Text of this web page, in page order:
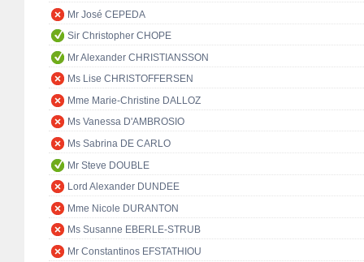
Mr José CEPEDA
Sir Christopher CHOPE
Mr Alexander CHRISTIANSSON
Ms Lise CHRISTOFFERSEN
Mme Marie-Christine DALLOZ
Ms Vanessa D'AMBROSIO
Ms Sabrina DE CARLO
Mr Steve DOUBLE
Lord Alexander DUNDEE
Mme Nicole DURANTON
Ms Susanne EBERLE-STRUB
Mr Constantinos EFSTATHIOU